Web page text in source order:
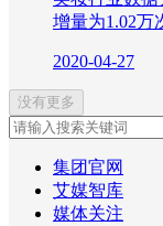
增量为1.02万
2020-04-27
没有更多
集团官网
艾媒智库
媒体关注